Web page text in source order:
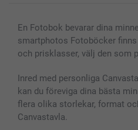
En Fotobok bevarar dina
smartphotos Fotoböcker
och prisklasser, välj den som
Inred med personliga
kan du föreviga dina bästa
flera olika storlekar, format
Canvastavla.